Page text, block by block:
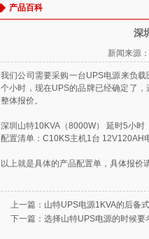
产品百科
深
新闻来源
我们公司需要采购一台UPS电源来负
个小时，现在UPS的品牌已经确定了，
整体报价。
深圳山特10KVA（8000W）
配置清单： C10KS主机1台 12V120AH
以上就是具体的产品配置单，具体报价
上一篇： 山特UPS电源1KVA的后备
下一篇： 选择山特UPS电源的时候